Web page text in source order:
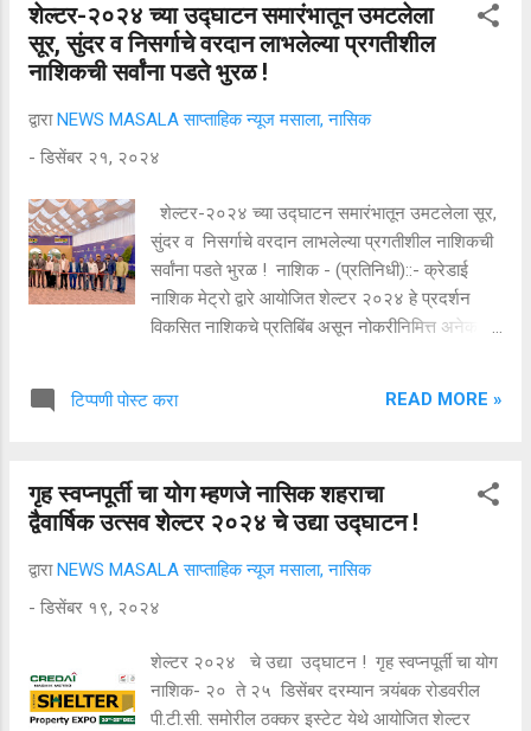
ठक्कर इस्टेट येथे शेल्टर -2024 या गृहप्रदर्शनाचे
आयोजन करण्यात आले आहे. आज २१ रोजी प्रदर्शनाचा
दुसरा दिवस होता . क्रेडाई नाशिक मेट्रोचे
अनेकांचे स्वप्न आहे आणि ते वास्तवात येण्यासाठी येथे एका
छताखाली घरांचे विविध पर्याय जसे १५ लाखापासून ५ कोटी
शेत जमीन, औद...
शेल्टर-२०२४ च्या उद्घाटन समारंभातून उमटलेला
सूर, सुंदर व निसर्गाचे वरदान लाभलेल्या प्रगतीशील
नाशिकची सर्वांना पडते भुरळ !
द्वाराNEWS MASALA साप्ताहिक न्यूज मसाला, नासिक
- डिसेंबर २१, २०२४
शेल्टर-२०२४ च्या उद्घाटन समारंभातून उमटलेला सूर,
सुंदर व निसर्गाचे वरदान लाभलेल्या प्रगतीशील नाशिकची
सर्वांना पडते भुरळ ! नाशिक - (प्रतिनिधी)::- क्रेडाई
नाशिक मेट्रो द्वारे आयोजित शेल्टर २०२४ हे प्रदर्शन
विकसित नाशिकचे प्रतिबिंब असून नोकरीनिमित्त अनेक
पडते. त्यामुळेच नाशिकमध्ये एखादे घर असावे अशी मनोमन
दरम्यान त्र्यंबक रोडवरील ठक्कर इस्टेट येथे आयोजित
शेल्टर २०२४ चे उद्घाटन झाले. त्याप्रसंगी नाशिकचे
महामंडळाच्या व्यवस्थापकीय संचालक लीना बनसोड,
एनएमआरडीएच्या आयुक्त मनीषा खत्री, क्वालिटी कौन्सिल
जक्शय शाह, क्रेडाई महाराष्ट्राचे अध्यक्ष प्रमोद खैरनार,
यांची प्रमुख उपस्थिती होती. उद्घाटन का...
टिप्पणी पोस्ट करा READ MORE »
गृह स्वप्नपूर्ती चा योग म्हणजे नासिक शहराचा
द्वैवार्षिक उत्सव शेल्टर २०२४ चे उद्या उद्घाटन !
द्वाराNEWS MASALA साप्ताहिक न्यूज मसाला, नासिक
- डिसेंबर १९, २०२४
शेल्टर २०२४ चे उद्या उद्घाटन ! गृह स्वप्नपूर्ती चा योग
नाशिक- २० ते २५ डिसेंबर दरम्यान त्र्यंबक रोडवरील
पी.टी.सी. समोरील ठक्कर इस्टेट येथे आयोजित शेल्टर